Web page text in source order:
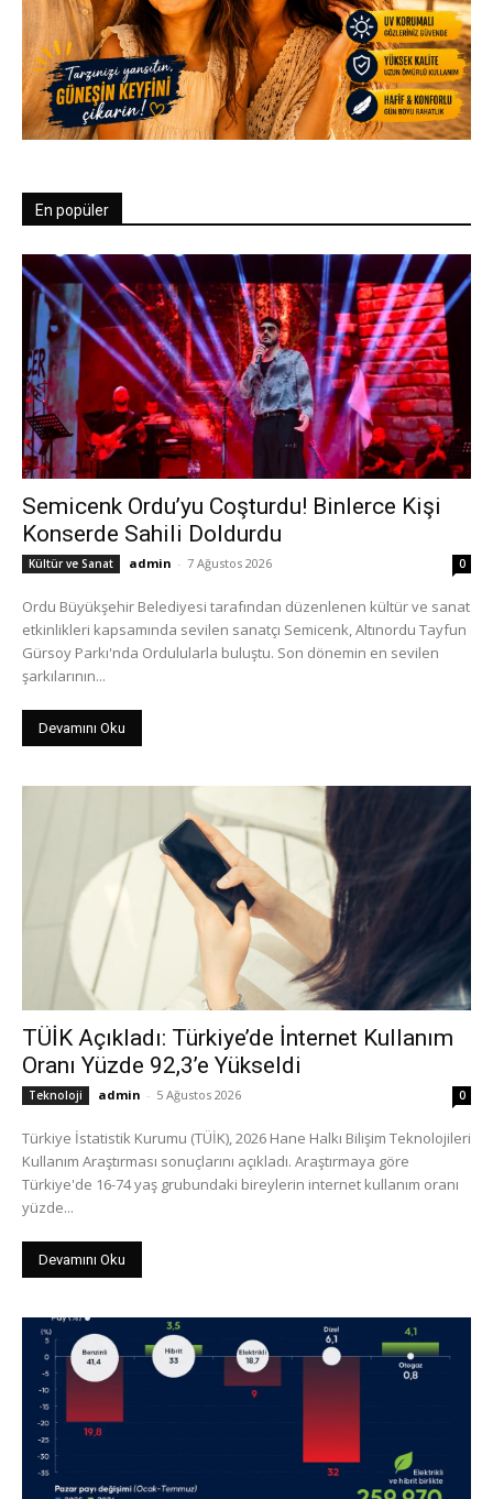
En popüler
Semicenk Ordu’yu Coşturdu! Binlerce Kişi
Konserde Sahili Doldurdu
Kültür ve Sanat admin - 7 Ağustos 2026 0
Ordu Büyükşehir Belediyesi tarafından düzenlenen kültür ve sanat
etkinlikleri kapsamında sevilen sanatçı Semicenk, Altınordu Tayfun
Gürsoy Parkı'nda Ordulularla buluştu. Son dönemin en sevilen
şarkılarının...
Devamını Oku
TÜİK Açıkladı: Türkiye’de İnternet Kullanım
Oranı Yüzde 92,3’e Yükseldi
Teknoloji admin - 5 Ağustos 2026 0
Türkiye İstatistik Kurumu (TÜİK), 2026 Hane Halkı Bilişim Teknolojileri
Kullanım Araştırması sonuçlarını açıkladı. Araştırmaya göre
Türkiye'de 16-74 yaş grubundaki bireylerin internet kullanım oranı
yüzde...
Devamını Oku